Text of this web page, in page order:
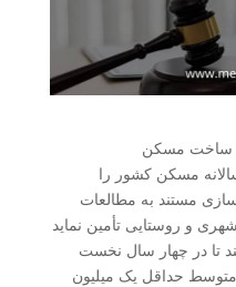
ساخت مسکن
سالانه مسکن کشور را
مستند به مطالعات
و روستایی تأمین نماید
تا در چهار سال نخست
متوسط حداقل یک میلیون